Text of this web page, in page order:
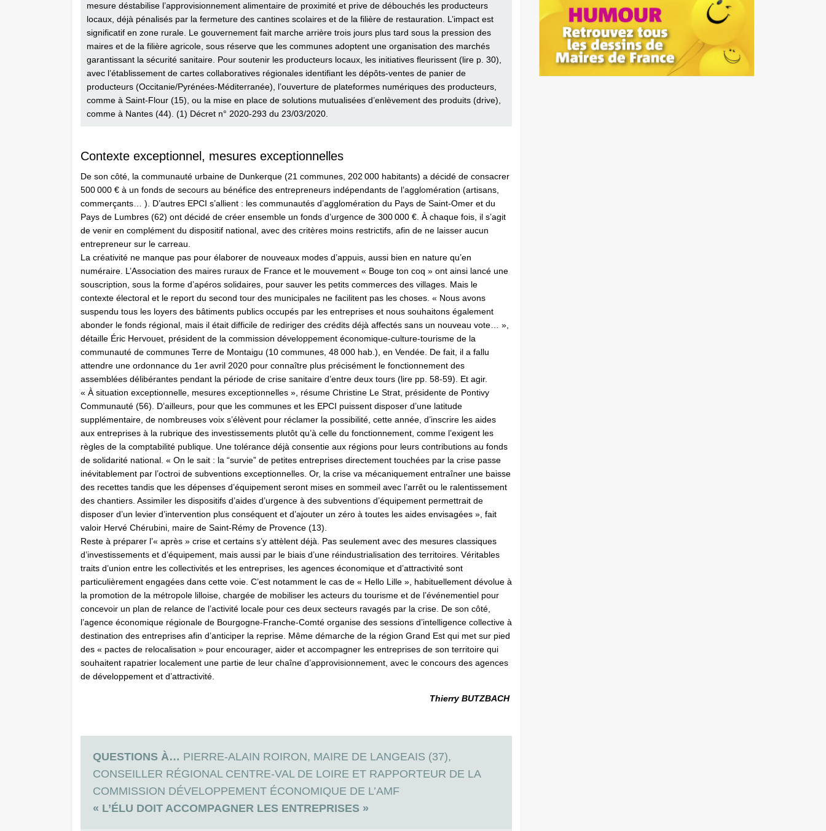
mesure déstabilise l’approvisionnement alimentaire de proximité et prive de débouchés les producteurs
locaux, déjà pénalisés par la fermeture des cantines scolaires et de la filière de restauration. L’impact est
significatif en zone rurale. Le gouvernement fait marche arrière trois jours plus tard sous la pression des
maires et de la filière agricole, sous réserve que les communes adoptent une organisation des marchés
garantissant la sécurité sanitaire. Pour soutenir les producteurs locaux, les initiatives fleurissent (lire p. 30),
avec l’établissement de cartes collaboratives régionales identifiant les dépôts-ventes de panier de
producteurs (Occitanie/Pyrénées-Méditerranée), l’ouverture de plateformes numériques des producteurs,
comme à Saint-Flour (15), ou la mise en place de solutions mutualisées d’enlèvement des produits (drive),
comme à Nantes (44). (1) Décret n° 2020-293 du 23/03/2020.
Contexte exceptionnel, mesures exceptionnelles
De son côté, la communauté urbaine de Dunkerque (21 communes, 202 000 habitants) a décidé de consacrer
500 000 € à un fonds de secours au bénéfice des entrepreneurs indépendants de l’agglomération (artisans,
commerçants… ). D’autres EPCI s’allient : les communautés d’agglomération du Pays de Saint-Omer et du
Pays de Lumbres (62) ont décidé de créer ensemble un fonds d’urgence de 300 000 €. À chaque fois, il s’agit
de venir en complément du dispositif national, avec des critères moins restrictifs, afin de ne laisser aucun
entrepreneur sur le carreau.
La créativité ne manque pas pour élaborer de nouveaux modes d’appuis, aussi bien en nature qu’en
numéraire. L’Association des maires ruraux de France et le mouvement « Bouge ton coq » ont ainsi lancé une
souscription, sous la forme d’apéros solidaires, pour sauver les petits commerces des villages. Mais le
contexte électoral et le report du second tour des municipales ne facilitent pas les choses. « Nous avons
suspendu tous les loyers des bâtiments publics occupés par les entreprises et nous souhaitons également
abonder le fonds régional, mais il était difficile de rediriger des crédits déjà affectés sans un nouveau vote… »,
détaille Éric Hervouet, président de la commission développement économique-culture-tourisme de la
communauté de communes Terre de Montaigu (10 communes, 48 000 hab.), en Vendée. De fait, il a fallu
attendre une ordonnance du 1er avril 2020 pour connaître plus précisément le fonctionnement des
assemblées délibérantes pendant la période de crise sanitaire d’entre deux tours (lire pp. 58-59). Et agir.
« À situation exceptionnelle, mesures exceptionnelles », résume Christine Le Strat, présidente de Pontivy
Communauté (56). D’ailleurs, pour que les communes et les EPCI puissent disposer d’une latitude
supplémentaire, de nombreuses voix s’élèvent pour réclamer la possibilité, cette année, d’inscrire les aides
aux entreprises à la rubrique des investissements plutôt qu’à celle du fonctionnement, comme l’exigent les
règles de la comptabilité publique. Une tolérance déjà consentie aux régions pour leurs contributions au fonds
de solidarité national. « On le sait : la “survie” de petites entreprises directement touchées par la crise passe
inévitablement par l’octroi de subventions exceptionnelles. Or, la crise va mécaniquement entraîner une baisse
des recettes tandis que les dépenses d’équipement seront mises en sommeil avec l’arrêt ou le ralentissement
des chantiers. Assimiler les dispositifs d’aides d’urgence à des subventions d’équipement permettrait de
disposer d’un levier d’intervention plus conséquent et d’ajouter un zéro à toutes les aides envisagées », fait
valoir Hervé Chérubini, maire de Saint-Rémy de Provence (13).
Reste à préparer l’« après » crise et certains s’y attèlent déjà. Pas seulement avec des mesures classiques
d’investissements et d’équipement, mais aussi par le biais d’une réindustrialisation des territoires. Véritables
traits d’union entre les collectivités et les entreprises, les agences économique et d’attractivité sont
particulièrement engagées dans cette voie. C’est notamment le cas de « Hello Lille », habituellement dévolue à
la promotion de la métropole lilloise, chargée de mobiliser les acteurs du tourisme et de l’événementiel pour
concevoir un plan de relance de l’activité locale pour ces deux secteurs ravagés par la crise. De son côté,
l’agence économique régionale de Bourgogne-Franche-Comté organise des sessions d’intelligence collective à
destinati­on des entreprises afin d’anticiper la reprise. Même démarche de la région Grand Est qui met sur pied
des « pactes de relocalisation » pour encourager, aider et accompagner les entreprises de son territoire qui
souhaitent rapatrier localement une partie de leur chaîne d’approvisionnement, avec le concours des agences
de développement et d’attractivité.
Thierry BUTZBACH
QUESTIONS À… PIERRE-ALAIN ROIRON, MAIRE DE LANGEAIS (37),
CONSEILLER RÉGIONAL CENTRE-VAL DE LOIRE ET RAPPORTEUR DE LA
COMMISSION DÉVELOPPEMENT ÉCONOMIQUE DE L’AMF
« L’ÉLU DOIT ACCOMPAGNER LES ENTREPRISES »